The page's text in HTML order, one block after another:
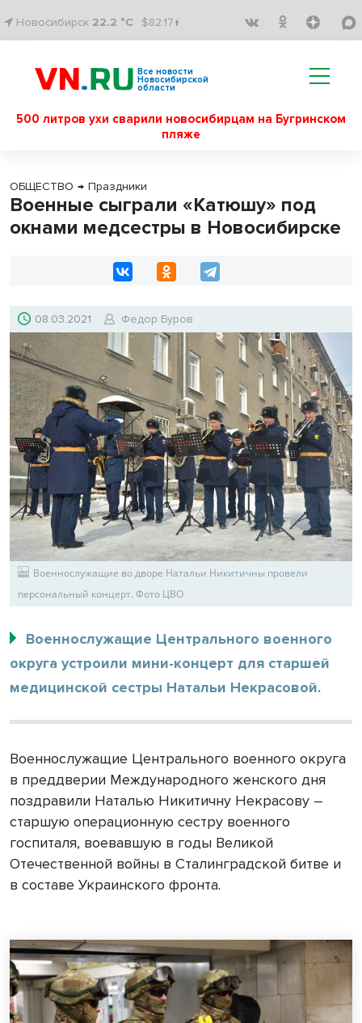
Новосибирск 22.2 °C $82.17↑
Все новости
Новосибирской
области
500 литров ухи сварили новосибирцам на Бугринском
пляже
ОБЩЕСТВО → Праздники
Военные сыграли «Катюшу» под
окнами медсестры в Новосибирске
08.03.2021 Федор Буров
Военнослужащие во дворе Натальи Никитичны провели
персональный концерт. Фото ЦВО
Военнослужащие Центрального военного
округа устроили мини-концерт для старшей
медицинской сестры Натальи Некрасовой.
Военнослужащие Центрального военного округа
в преддверии Международного женского дня
поздравили Наталью Никитичну Некрасову –
старшую операционную сестру военного
госпиталя, воевавшую в годы Великой
Отечественной войны в Сталинградской битве и
в составе Украинского фронта.